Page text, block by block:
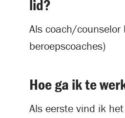
lid?
Als coach/counselor
beroepscoaches)
Hoe ga ik te
Als eerste vind ik